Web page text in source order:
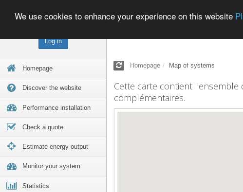
Log in
Homepage
Discover the website
Performance installation
Check a quote
Estimate energy output
Monitor your system
Statistics
We use cookies to enhance your experience on this website
Homepage Map of systems
Cette carte contient l'ensemble
complémentaires.